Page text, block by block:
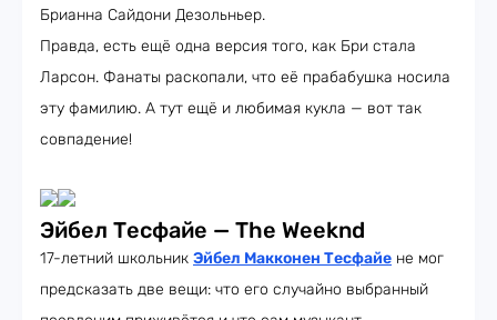
Брианна Сайдони Дезольньер.
Правда, есть ещё одна версия того, как Бри стала
Ларсон. Фанаты раскопали, что её прабабушка носила
эту фамилию. А тут ещё и любимая кукла — вот так
совпадение!
Эйбел Тесфайе — The Weeknd
17-летний школьник Эйбел Макконен Тесфайе не мог
предсказать две вещи: что его случайно выбранный